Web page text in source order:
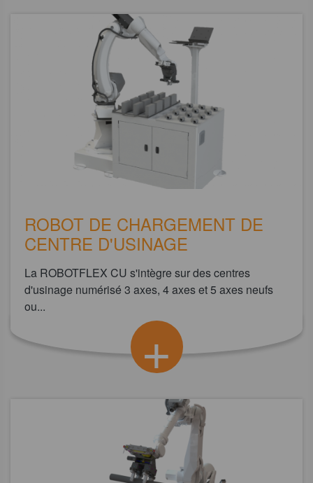
ROBOT DE CHARGEMENT DE
CENTRE D'USINAGE
La ROBOTFLEX CU s'intègre sur des centres
d'usinage numérisé 3 axes, 4 axes et 5 axes neufs
ou...
+